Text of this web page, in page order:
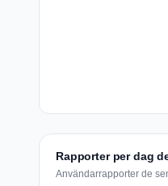
Rapporter per dag
Användarrapporter de